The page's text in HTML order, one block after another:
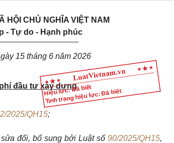
Hiệu lực: Đã biết
Tình trạng hiệu lực: Đã biết
HỘI CHỦ NGHĨA VIỆT NAM
- Tự do - Hạnh phúc
15 tháng 6 năm 2026
đầu tư xây dựng
2025/QH15;
đổi, bổ sung bởi Luật số 90/2025/QH15,